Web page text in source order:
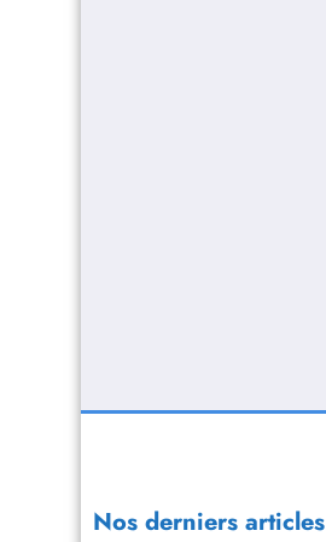
Nos derniers articles